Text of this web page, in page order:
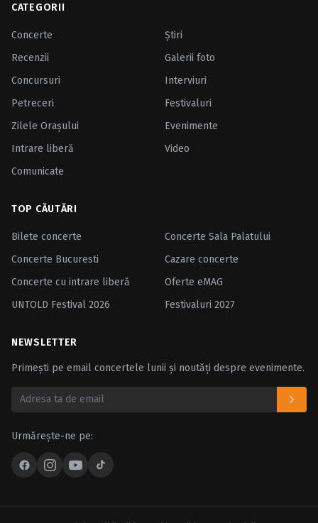
CATEGORII
Concerte
Ştiri
Recenzii
Galerii foto
Concursuri
Interviuri
Petreceri
Festivaluri
Zilele Oraşului
Evenimente
Intrare liberă
Video
Comunicate
TOP CĂUTĂRI
Bilete concerte
Concerte Sala Palatului
Concerte Bucuresti
Cazare concerte
Concerte cu intrare liberă
Oferte eMAG
UNTOLD Festival 2026
Festivaluri 2027
NEWSLETTER
Primești pe email concertele lunii și noutăți despre evenimente.
Urmărește-ne pe: